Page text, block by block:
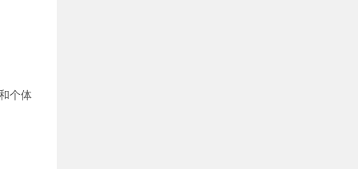
个体